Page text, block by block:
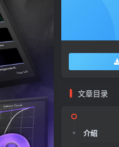
文章目录
介绍